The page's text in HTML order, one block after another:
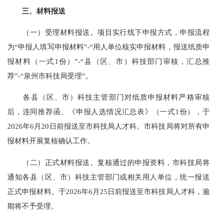
三、材料报送
（一）受理材料报送。项目实行线下申报方式，申报流程
为“申报人填写申报材料”-“用人单位核实申报材料，报送纸质申
报材料（一式1份）”-“县（区、市）科技部门审核，汇总推
荐”-“泉州市科技局受理”。
各县（区、市）科技主管部门对纸质申报材料严格审核
后，连同推荐函、《申报人选情况汇总表》（一式1份），于
2026年6月20日前报送至市科技局人才科。市科技局将对所有申
报材料开展复核确认工作。
（二）正式材料报送。复核通过的申报资料，市科技局将
通知各县（区、市）科技主管部门或相关用人单位，统一报送
正式申报材料。于2026年6月25日前报送至市科技局人才科，逾
期将不予受理。